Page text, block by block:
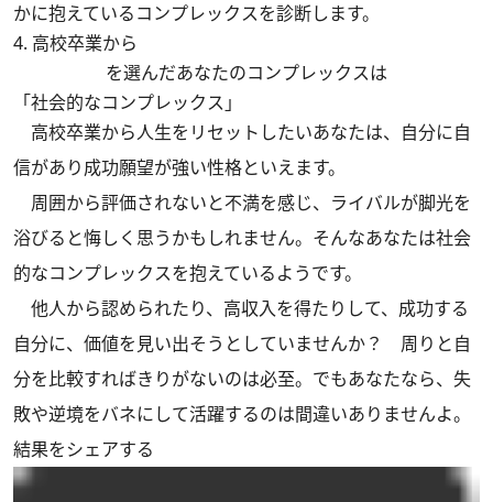
かに抱えているコンプレックスを診断します。
4. 高校卒業から
を選んだあなたのコンプレックスは
「社会的なコンプレックス」
高校卒業から人生をリセットしたいあなたは、自分に自
信があり成功願望が強い性格といえます。
周囲から評価されないと不満を感じ、ライバルが脚光を
浴びると悔しく思うかもしれません。そんなあなたは社会
的なコンプレックスを抱えているようです。
他人から認められたり、高収入を得たりして、成功する
自分に、価値を見い出そうとしていませんか？ 周りと自
分を比較すればきりがないのは必至。でもあなたなら、失
敗や逆境をバネにして活躍するのは間違いありませんよ。
結果をシェアする